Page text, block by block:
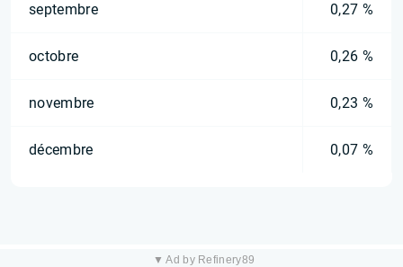
septembre 0,27 %
octobre 0,26 %
novembre 0,23 %
décembre 0,07 %
▼ Ad by Refinery89